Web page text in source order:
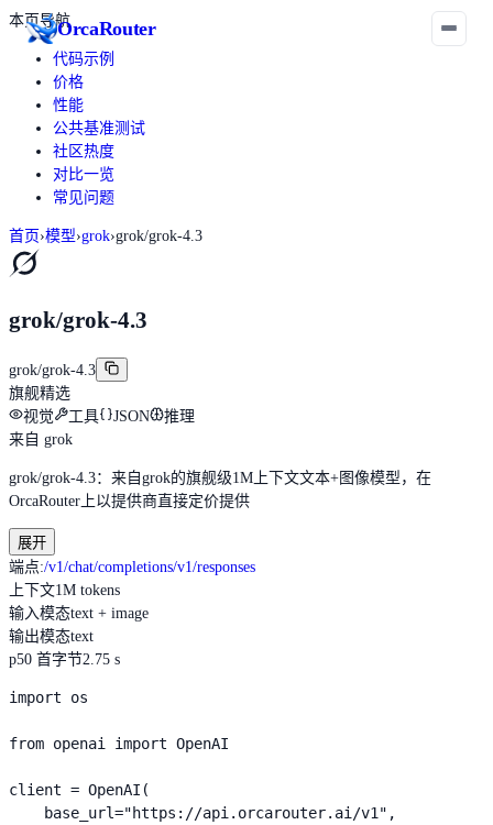
OrcaRouter
本页导航
代码示例
价格
性能
公共基准测试
社区热度
对比一览
常见问题
首页 ›模型›grok›grok/grok-4.3
grok/grok-4.3
grok/grok-4.3
旗舰精选
视觉
工具 JSON
推理
来自 grok
grok/grok-4.3：来自grok的旗舰级1M上下文文本+图像模型，在
OrcaRouter上以提供商直接定价提供
展开
端点:/v1/chat/completions/v1/responses
上下文1M tokens
输入模态text + image
输出模态text
p50 首字节2.75 s
import os
from openai import OpenAI
client = OpenAI(
    base_url="https://api.orcarouter.ai/v1",